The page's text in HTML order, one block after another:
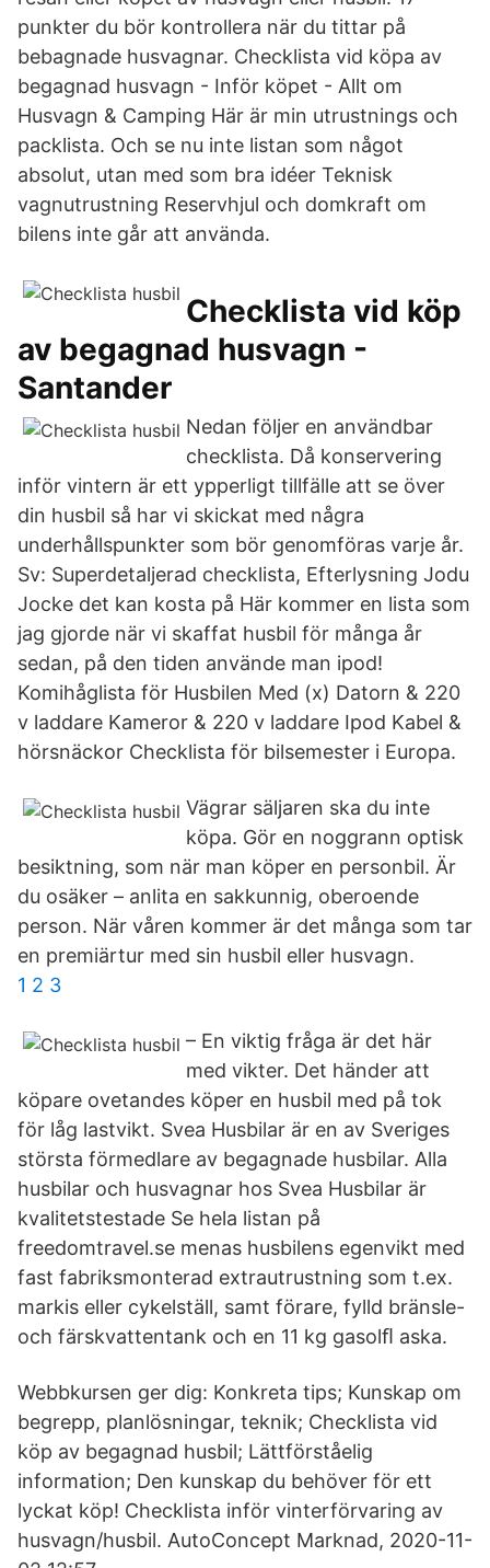
punkter du bör kontrollera när du tittar på
bebagnade husvagnar. Checklista vid köpa av
begagnad husvagn - Inför köpet - Allt om
Husvagn & Camping Här är min utrustnings och
packlista. Och se nu inte listan som något
absolut, utan med som bra idéer Teknisk
vagnutrustning Reservhjul och domkraft om
bilens inte går att använda.
Checklista vid köp
av begagnad husvagn -
Santander
Nedan följer en användbar
checklista. Då konservering
inför vintern är ett ypperligt tillfälle att se över
din husbil så har vi skickat med några
underhållspunkter som bör genomföras varje år.
Sv: Superdetaljerad checklista, Efterlysning Jodu
Jocke det kan kosta på Här kommer en lista som
jag gjorde när vi skaffat husbil för många år
sedan, på den tiden använde man ipod!
Komihåglista för Husbilen Med (x) Datorn & 220
v laddare Kameror & 220 v laddare Ipod Kabel &
hörsnäckor Checklista för bilsemester i Europa.
Vägrar säljaren ska du inte
köpa. Gör en noggrann optisk
besiktning, som när man köper en personbil. Är
du osäker – anlita en sakkunnig, oberoende
person. När våren kommer är det många som tar
en premiärtur med sin husbil eller husvagn.
1 2 3
– En viktig fråga är det här
med vikter. Det händer att
köpare ovetandes köper en husbil med på tok
för låg lastvikt. Svea Husbilar är en av Sveriges
största förmedlare av begagnade husbilar. Alla
husbilar och husvagnar hos Svea Husbilar är
kvalitetstestade Se hela listan på
freedomtravel.se menas husbilens egenvikt med
fast fabriksmonterad extrautrustning som t.ex.
markis eller cykelställ, samt förare, fylld bränsle-
och färskvattentank och en 11 kg gasolﬂ aska.
Webbkursen ger dig: Konkreta tips; Kunskap om
begrepp, planlösningar, teknik; Checklista vid
köp av begagnad husbil; Lättförståelig
information; Den kunskap du behöver för ett
lyckat köp! Checklista inför vinterförvaring av
husvagn/husbil. AutoConcept Marknad, 2020-11-